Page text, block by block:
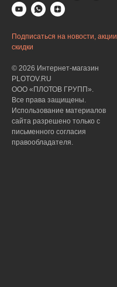
Подписаться на новости, акции
скидки
© 2026 Интернет-магазин
PLOTOV.RU
ООО «ПЛОТОВ ГРУПП».
Все права защищены.
Использование материалов
сайта разрешено только с
письменного согласия
правообладателя.